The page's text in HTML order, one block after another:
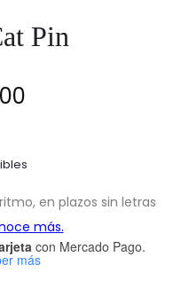
Pin
con Mercado Pago.
más